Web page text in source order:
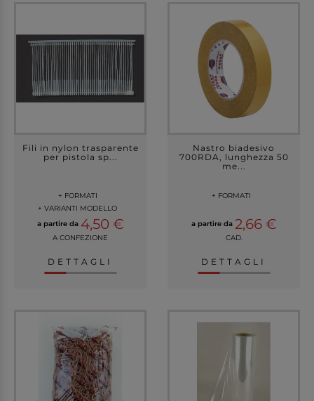
Fili in nylon trasparente
per pistola sp...
+ FORMATI
+ VARIANTI MODELLO
a partire da 4,50 €
A CONFEZIONE
DETTAGLI
Nastro biadesivo
700RDA, lunghezza 50
me...
+ FORMATI
a partire da 2,66 €
CAD.
DETTAGLI